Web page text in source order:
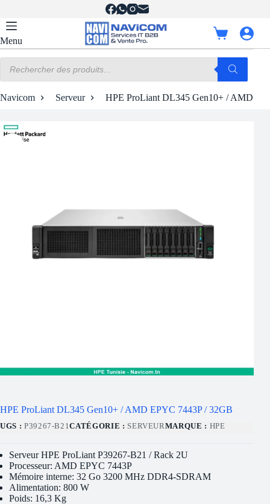
contenu
Menu
Panier
d’achat
produits
Navicom Serveur HPE ProLiant DL345 Gen10+ / AMD
HPE ProLiant DL345 Gen10+ / AMD EPYC 7443P / 32GB
UGS : P39267-B21CATÉGORIE : SERVEURMARQUE : HPE
Serveur HPE ProLiant P39267-B21 / Rack 2U
Processeur: AMD EPYC 7443P
Mémoire interne: 32 Go 3200 MHz DDR4-SDRAM
Alimentation: 800 W
Poids: 16,3 Kg